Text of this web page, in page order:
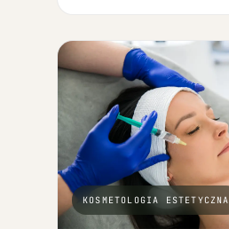
KOSMETOLOGIA ESTETYCZNA